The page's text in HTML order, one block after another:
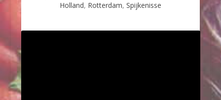
Holland, Rotterdam, Spijkenisse